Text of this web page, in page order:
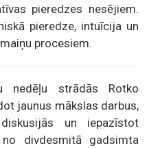
pieredzes nesējiem.
pieredze, intuīcija un
procesiem.
nedēļu strādās Rotko
jaunus mākslas darbus,
un iepazīstot
divdesmitā gadsimta